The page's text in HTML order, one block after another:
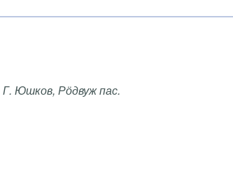
Г. Юшков, Рӧдвуж пас.